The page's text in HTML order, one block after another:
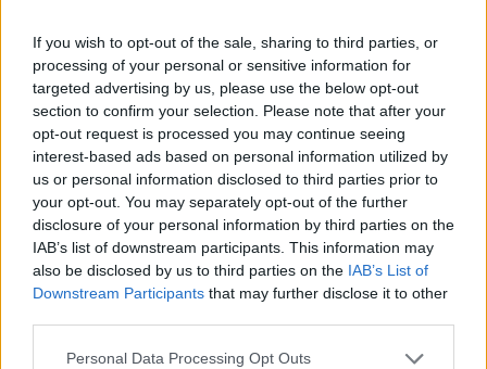
If you wish to opt-out of the sale, sharing to third parties, or
processing of your personal or sensitive information for
targeted advertising by us, please use the below opt-out
section to confirm your selection. Please note that after your
opt-out request is processed you may continue seeing
interest-based ads based on personal information utilized by
us or personal information disclosed to third parties prior to
your opt-out. You may separately opt-out of the further
disclosure of your personal information by third parties on the
IAB’s list of downstream participants. This information may
also be disclosed by us to third parties on the IAB’s List of
Downstream Participants that may further disclose it to other
Personal Data Processing Opt Outs
Moje fotky
Neověřený profil
Tento uživatel zatím neprokázal svou identitu ověřovací
fotografií. U neověřených profilů nelze zaručit, že fotografie a
údaje odpovídají skutečné osobě.
Město: Plzeň